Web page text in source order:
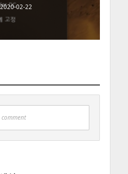
2020-02-22
comment